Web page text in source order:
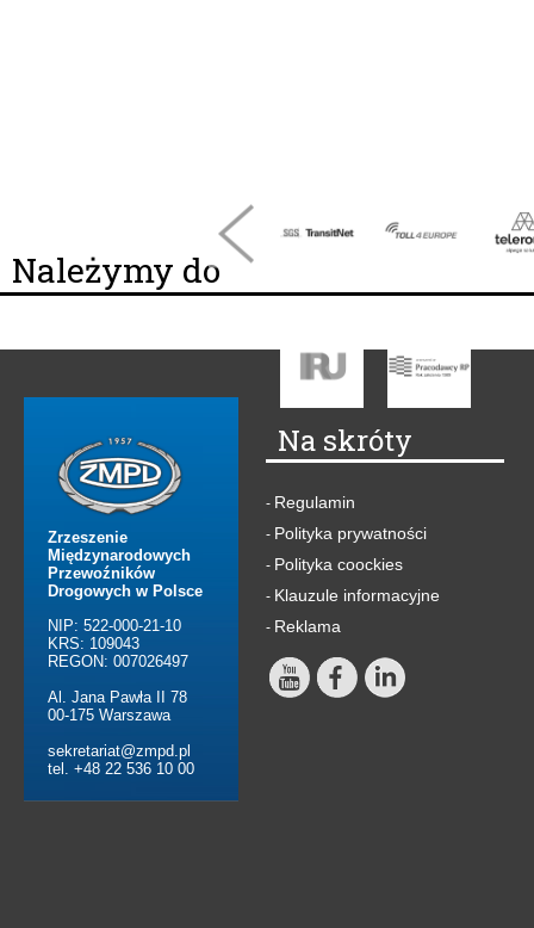
Należymy do
Zrzeszenie
Międzynarodowych
Przewoźników
Drogowych w Polsce
NIP: 522-000-21-10
KRS: 109043
REGON: 007026497
Al. Jana Pawła II 78
00-175 Warszawa
sekretariat@zmpd.pl
tel. +48 22 536 10 00
Na skróty
- Regulamin
- Polityka prywatności
- Polityka coockies
- Klauzule informacyjne
- Reklama